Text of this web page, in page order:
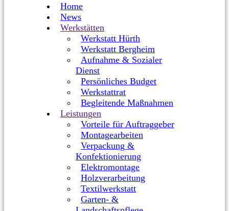
Home
News
Werkstätten
Werkstatt Hürth
Werkstatt Bergheim
Aufnahme & Sozialer
Dienst
Persönliches Budget
Werkstattrat
Begleitende Maßnahmen
Leistungen
Vorteile für Auftraggeber
Montagearbeiten
Verpackung &
Konfektionierung
Elektromontage
Holzverarbeitung
Textilwerkstatt
Garten- &